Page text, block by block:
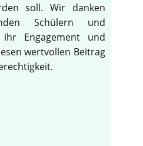
soll. Wir danken
Schülern und
Engagement und
wertvollen Beitrag